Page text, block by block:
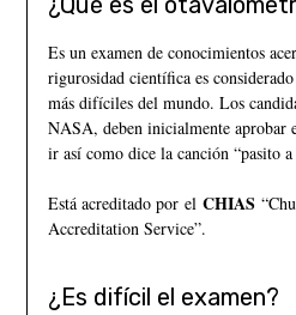
Es un examen de conocimientos
rigurosidad científica es
más difíciles del mundo. Los
NASA, deben inicialmente aprobar
ir así como dice la canción “pasito a
Está acreditado por el CHIAS
Accreditation Service”.
¿Es difícil el examen?